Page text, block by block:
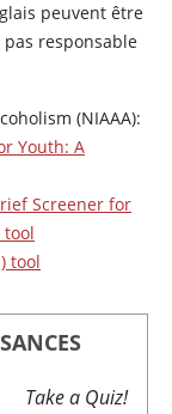
peuvent être
pas responsable
(NIAAA):
Youth: A
Screener for
tool
tool
Take a Quiz!